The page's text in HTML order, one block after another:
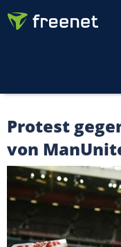
Protest
von